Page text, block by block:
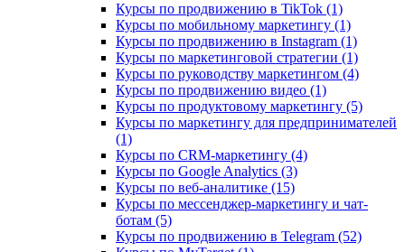
Курсы по продвижению в TikTok (1)
Курсы по мобильному маркетингу (1)
Курсы по продвижению в Instagram (1)
Курсы по маркетинговой стратегии (1)
Курсы по руководству маркетингом (4)
Курсы по продвижению видео (1)
Курсы по продуктовому маркетингу (5)
Курсы по маркетингу для предпринимателей
(1)
Курсы по CRM-маркетингу (4)
Курсы по Google Analytics (3)
Курсы по веб-аналитике (15)
Курсы по мессенджер-маркетингу и чат-
ботам (5)
Курсы по продвижению в Telegram (52)